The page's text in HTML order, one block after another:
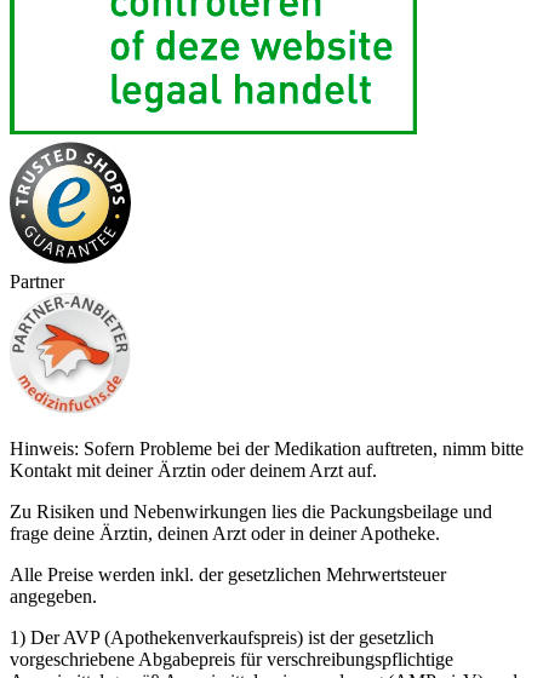
Partner
Hinweis: Sofern Probleme bei der Medikation auftreten, nimm bitte
Kontakt mit deiner Ärztin oder deinem Arzt auf.
Zu Risiken und Nebenwirkungen lies die Packungsbeilage und
frage deine Ärztin, deinen Arzt oder in deiner Apotheke.
Alle Preise werden inkl. der gesetzlichen Mehrwertsteuer
angegeben.
1) Der AVP (Apothekenverkaufspreis) ist der gesetzlich
vorgeschriebene Abgabepreis für verschreibungspflichtige